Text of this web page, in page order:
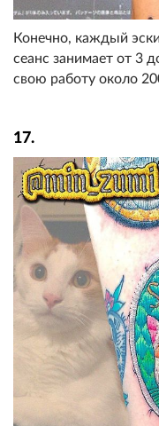
Конечно, каждый
сеанс занимает от 3
свою работу около
17.